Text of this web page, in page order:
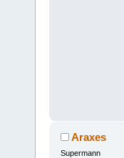
Araxes
Supermann